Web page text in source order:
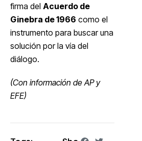
firma del Acuerdo de
Ginebra de 1966 como el
instrumento para buscar una
solución por la vía del
diálogo.
(Con información de AP y
EFE)